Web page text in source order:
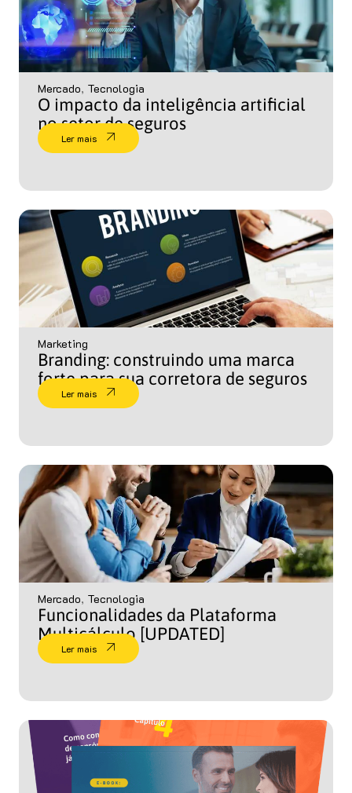
Mercado, Tecnologia
O impacto da inteligência artificial
no setor de seguros
Ler mais
Marketing
Branding: construindo uma marca
forte para sua corretora de seguros
Ler mais
Mercado, Tecnologia
Funcionalidades da Plataforma
Multicálculo [UPDATED]
Ler mais